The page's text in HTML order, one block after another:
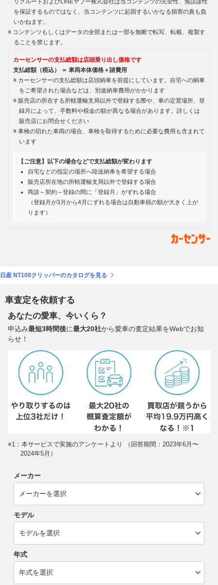
リクルートおよびLINEヤフー株式会社は当コンテンツの完全性、無誤謬性
を保証するものではなく、当コンテンツに起因するいかなる損害の責も負
いかねます。
コンテンツもしくはデータの全部または一部を無断で転写、転載、複製す
ることを禁じます。
カーセンサーの支払総額は店頭乗り出し価格です
支払総額（税込） ＝ 車両本体価格＋諸費用
カーセンサーの支払総額は店頭納車を前提にしています。自宅への納車
をご希望された場合などは、別途納車費用がかかります
販売店の所在する所轄運輸支局以外で登録する際や、車の定置場所、登
録月によって、手数料や税金の額が異なる場合があります。詳しくは
販売店にお問合せください
車検の切れた車両の場合、車検を取得するために必要な費用も含まれて
います
【ご注意】以下の場合などで支払総額が変わります
自宅などの指定の場所へ陸送納車を希望する場合
販売店所在地の所轄運輸支局以外で登録する場合
商談～契約～登録の間に「登録月」がずれる場合
（登録月が3月から4月にずれる場合は自動車税の額が大きく上が
ります）
日産 NT100クリッパーのカタログを見る
車査定を依頼する
あなたの愛車、今いくら？
申込み最短3時間後に最大20社から愛車の査定結果をWebでお知
らせ！
※1：本サービスで実施のアンケートより （回答期間：2023年6月〜
2024年5月）
メーカー
モデル
年式